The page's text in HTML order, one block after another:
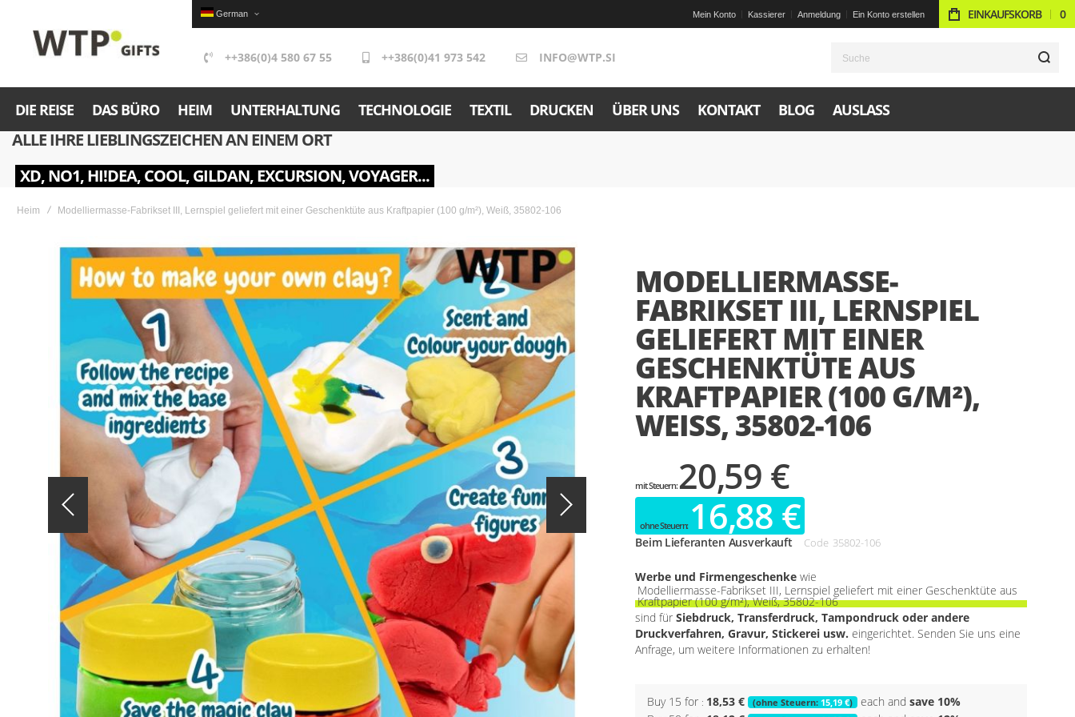
German Mein Konto Kassierer Anmeldung Ein Konto erstellen EINKAUFSKORB 0
++386(0)4 580 67 55 ++386(0)41 973 542 INFO@WTP.SI
DIE REISE DAS BÜRO HEIM UNTERHALTUNG TECHNOLOGIE TEXTIL DRUCKEN ÜBER UNS KONTAKT BLOG AUSLASS
ALLE IHRE LIEBLINGSZEICHEN AN EINEM ORT
XD, NO1, HI!DEA, COOL, GILDAN, EXCURSION, VOYAGER...
Heim Modelliermasse-Fabrikset III, Lernspiel geliefert mit einer Geschenktüte aus Kraftpapier (100 g/m²), Weiß, 35802-106
images
MODELLIERMASSE-
FABRIKSET III, LERNSPIEL
GELIEFERT MIT EINER
GESCHENKTÜTE AUS
KRAFTPAPIER (100 G/M²),
WEISS, 35802-106
20,59 €
16,88 €
Beim Lieferanten Ausverkauft Code 35802-106
Werbe und Firmengeschenke wie
Modelliermasse-Fabrikset III, Lernspiel geliefert mit einer Geschenktüte aus
Kraftpapier (100 g/m²), Weiß, 35802-106
sind fürSiebdruck, Transferdruck, Tampondruck oder andere
Druckverfahren, Gravur, Stickerei usw. eingerichtet. Senden Sie uns eine
Anfrage, um weitere Informationen zu erhalten!
Buy 15 for 18,53 € 15,19 € each andsave 10%